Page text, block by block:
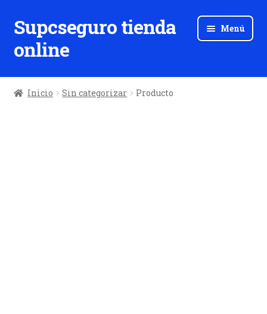
Ir
a
la
Ir
al
contenido
Supcseguro tienda
online
Menú
Inicio Sin categorizar Producto